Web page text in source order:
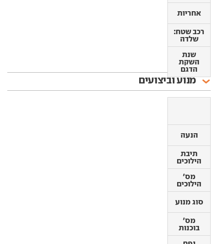
אחריות
רכב שטח:
שלדה
שנת
השקת
הדגם
אחריות
רכב שטח:
שלדה
שנת
השקת
הדגם
מנוע וביצועים
הנעה
תיבת
הילוכים
מס'
הילוכים
סוג מנוע
מס'
בוכנות
הנעה
תיבת
הילוכים
מס'
הילוכים
סוג מנוע
בוכנות
נפח
(סמ"ק)